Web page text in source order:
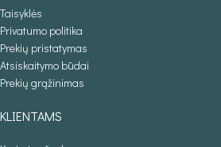
Taisyklės
Privatumo politika
Prekių pristatymas
Atsiskaitymo būdai
Prekių grąžinimas
KLIENTAMS